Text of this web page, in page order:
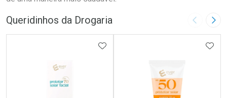
Queridinhos da Drogaria Imagem
ADICIONAR AOS FAVORITOS